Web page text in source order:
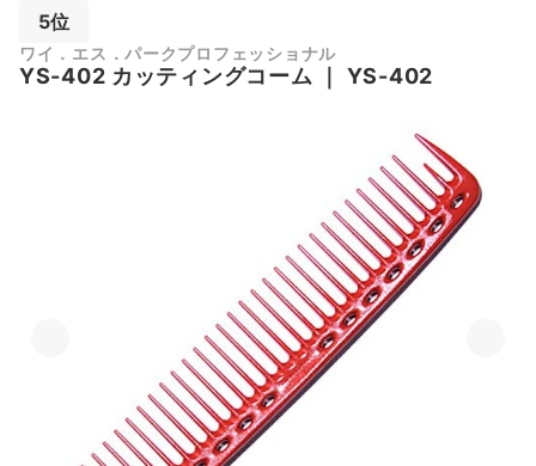
5位
ワイ．エス．パークプロフェッショナル
YS-402 カッティングコーム YS-402